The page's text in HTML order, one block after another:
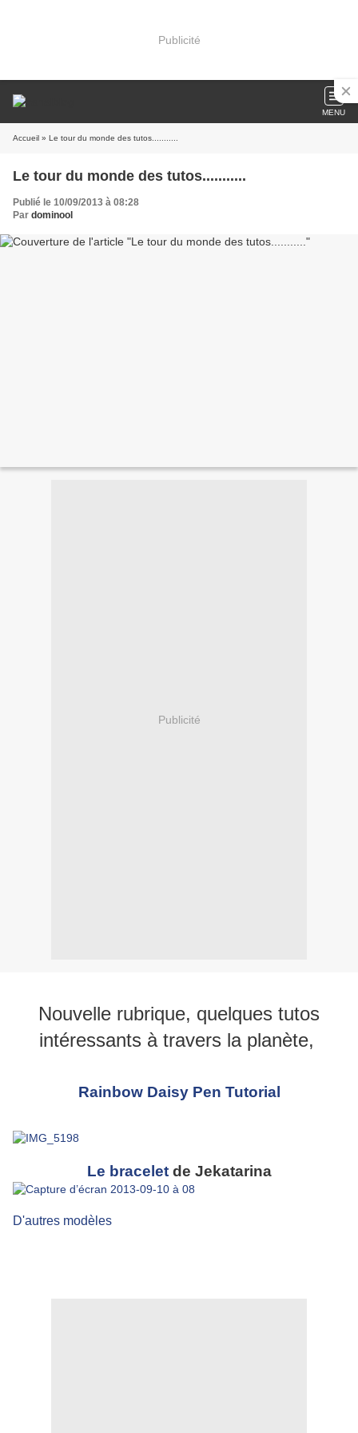
Publicité
MENU
Accueil » Le tour du monde des tutos...........
Le tour du monde des tutos...........
Publié le 10/09/2013 à 08:28
Par dominool
Publicité
Nouvelle rubrique, quelques tutos
intéressants à travers la planète,
Rainbow Daisy Pen Tutorial
Le bracelet de Jekatarina
D'autres modèles